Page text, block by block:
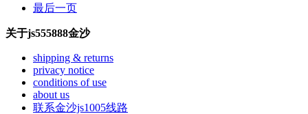
最后一页
关于js555888金沙
shipping & returns
privacy notice
conditions of use
about us
联系金沙js1005线路